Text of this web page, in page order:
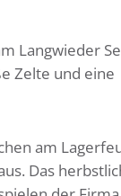
Langwieder
Zelte und eine
am
Das